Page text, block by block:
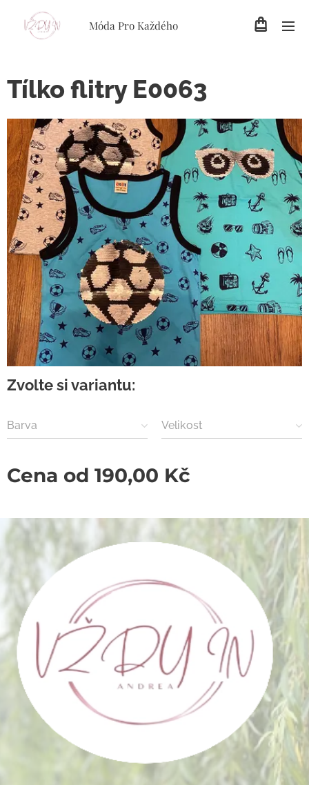
Móda Pro Každého
Tílko flitry E0063
Zvolte si variantu:
Barva Velikost
Cena od 190,00 Kč